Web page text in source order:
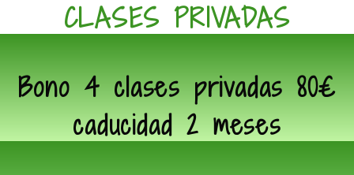
CLASES PRIVADAS
Bono 4 clases privadas 80€
caducidad 2 meses